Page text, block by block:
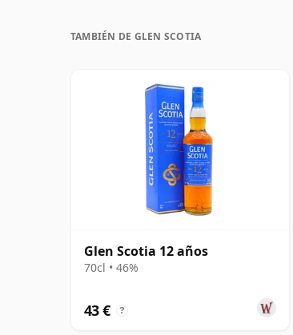
TAMBIÉN DE GLEN SCOTIA
Glen Scotia 12 años
70cl • 46%
43 € ?